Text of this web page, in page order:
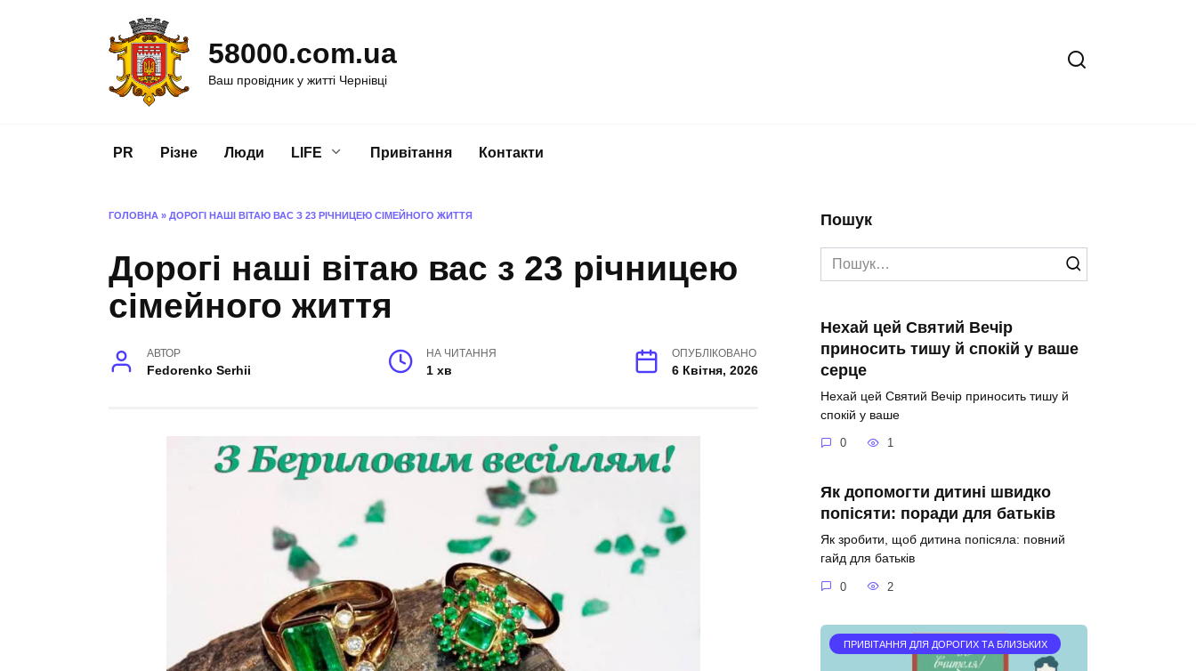
58000.com.ua
Ваш провідник у житті Чернівці
PR Різне Люди LIFE Привітання Контакти
ГОЛОВНА » ДОРОГІ НАШІ ВІТАЮ ВАС З 23 РІЧНИЦЕЮ СІМЕЙНОГО ЖИТТЯ
Дорогі наші вітаю вас з 23 річницею
сімейного життя
АВТОР
Fedorenko Serhii
НА ЧИТАННЯ
1 хв
ОПУБЛІКОВАНО
6 Квітня, 2026
Пошук
Search
for:
Нехай цей Святий Вечір
приносить тишу й спокій у ваше
серце
Нехай цей Святий Вечір приносить тишу й
спокій у ваше
0 1
Як допомогти дитині швидко
попісяти: поради для батьків
Як зробити, щоб дитина попісяла: повний
гайд для батьків
0 2
ПРИВІТАННЯ ДЛЯ ДОРОГИХ ТА БЛИЗЬКИХ